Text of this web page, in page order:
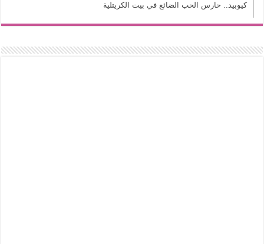
كيوبيد.. حارس الحب الضائع في بيت الكريتلية